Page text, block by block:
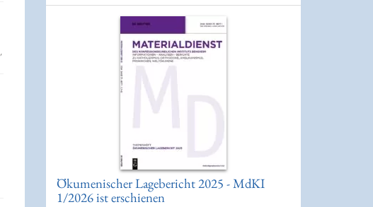
,
Ökumenischer Lagebericht 2025 - MdKI
1/2026 ist erschienen